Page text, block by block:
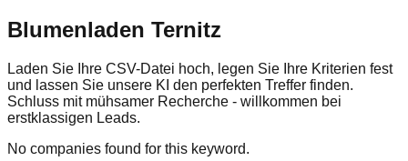
Blumenladen Ternitz
Laden Sie Ihre CSV-Datei hoch, legen Sie Ihre Kriterien fest
und lassen Sie unsere KI den perfekten Treffer finden.
Schluss mit mühsamer Recherche - willkommen bei
erstklassigen Leads.
No companies found for this keyword.